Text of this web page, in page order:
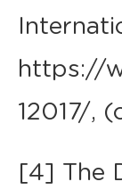
https://
12017/,
[4] The